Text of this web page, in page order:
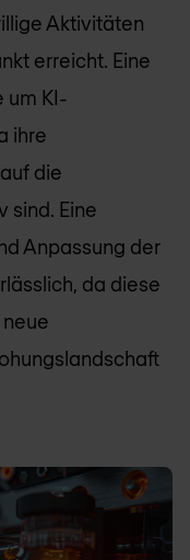
Aktivitäten
erreicht. Eine
um KI-
ihre
die
sind. Eine
Anpassung der
da diese